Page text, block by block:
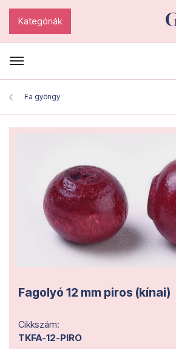
Kategóriák
Fa gyöngy
Fagolyó 12 mm piros (kínai)
Cikkszám:
TKFA-12-PIRO